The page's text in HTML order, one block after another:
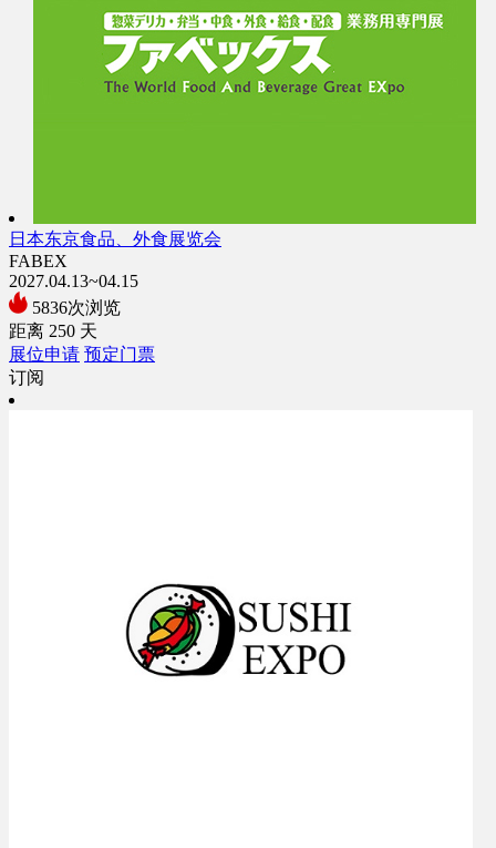
日本东京食品、外食展览会
FABEX
2027.04.13~04.15
5836次浏览
距离 250 天
展位申请 预定门票
订阅